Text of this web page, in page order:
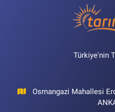
Türkiye'nin
Osmangazi Mahallesi